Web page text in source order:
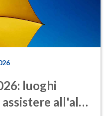
luoghi
all'alba